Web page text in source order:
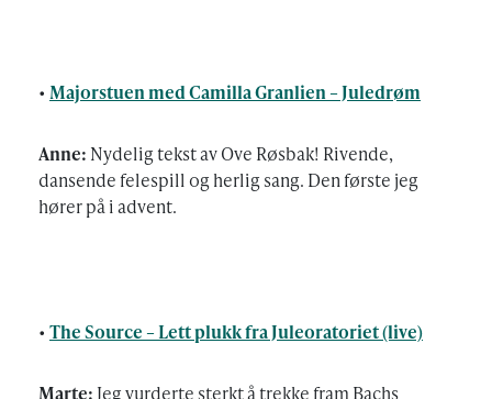
• Majorstuen med Camilla Granlien – Juledrøm
Anne: Nydelig tekst av Ove Røsbak! Rivende,
dansende felespill og herlig sang. Den første jeg
hører på i advent.
• The Source – Lett plukk fra Juleoratoriet (live)
Marte: Jeg vurderte sterkt å trekke fram Bachs